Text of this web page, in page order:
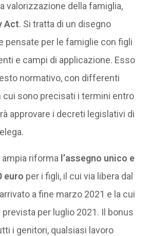
valorizzazione della famiglia,
Act. Si tratta di un disegno
pensate per le famiglie con figli
e campi di applicazione. Esso
normativo, con differenti
cui sono precisati i termini entro
approvare i decreti legislativi di
ampia riforma l’assegno unico e
euro per i figli, il cui via libera dal
a fine marzo 2021 e la cui
per luglio 2021. Il bonus
i genitori, qualsiasi lavoro